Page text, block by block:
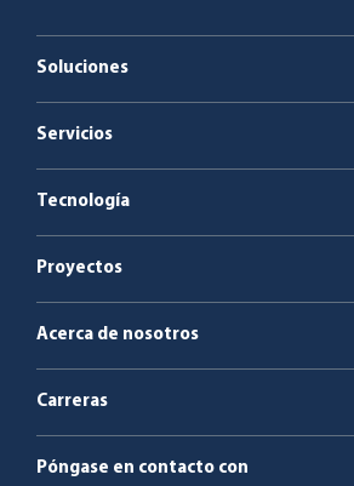
Soluciones
Calderas de biomasa y
Servicios
Servicio y mantenimiento
Tecnología
Proyectos
Acerca de nosotros
Carreras
Póngase en contacto con